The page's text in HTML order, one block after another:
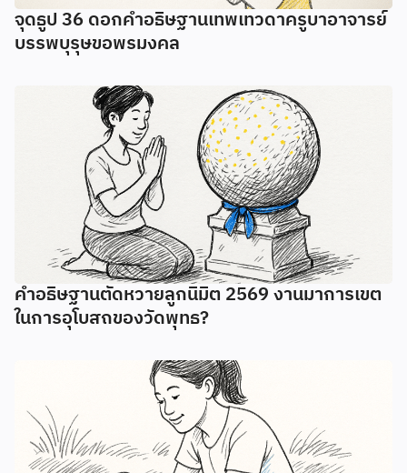
จุดธูป 36 ดอกคำอธิษฐานเทพเทวดาครูบาอาจารย์
บรรพบุรุษขอพรมงคล
คำอธิษฐานตัดหวายลูกนิมิต 2569 งานมาการเขต
ในการอุโบสถของวัดพุทธ?